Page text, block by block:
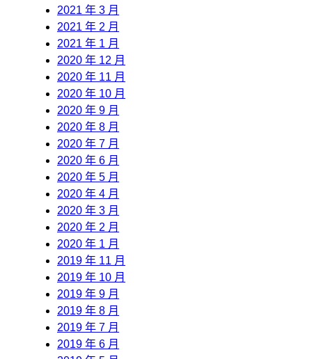
2021 年 3 月
2021 年 2 月
2021 年 1 月
2020 年 12 月
2020 年 11 月
2020 年 10 月
2020 年 9 月
2020 年 8 月
2020 年 7 月
2020 年 6 月
2020 年 5 月
2020 年 4 月
2020 年 3 月
2020 年 2 月
2020 年 1 月
2019 年 11 月
2019 年 10 月
2019 年 9 月
2019 年 8 月
2019 年 7 月
2019 年 6 月